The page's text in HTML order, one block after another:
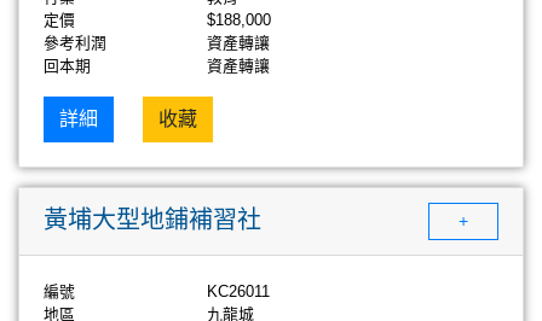
定價
$188,000
參考利潤
資產轉讓
回本期
資產轉讓
詳細 收藏
黃埔大型地鋪補習社 +
編號
KC26011
地區
九龍城